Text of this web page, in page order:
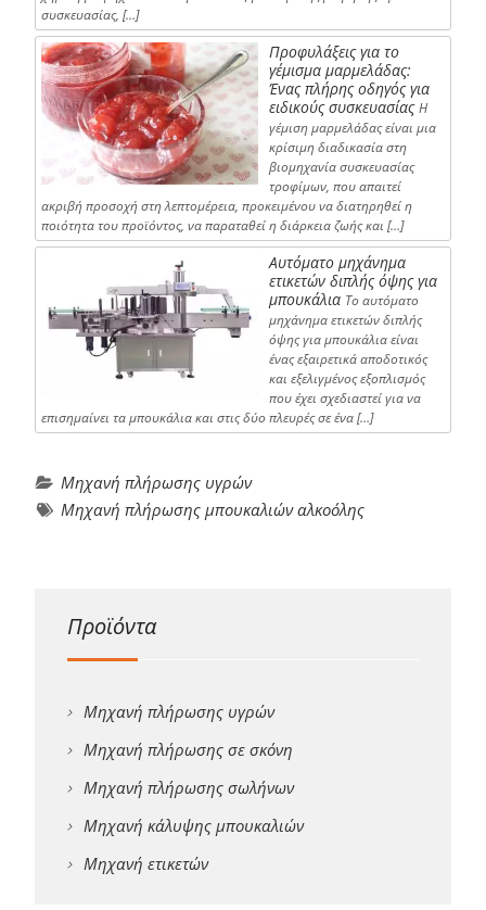
συσκευασίας, […]
Προφυλάξεις για το
γέμισμα μαρμελάδας:
Ένας πλήρης οδηγός για
ειδικούς συσκευασίας Η
γέμιση μαρμελάδας είναι μια
κρίσιμη διαδικασία στη
βιομηχανία συσκευασίας
τροφίμων, που απαιτεί
ακριβή προσοχή στη λεπτομέρεια, προκειμένου να διατηρηθεί η
ποιότητα του προϊόντος, να παραταθεί η διάρκεια ζωής και […]
Αυτόματο μηχάνημα
ετικετών διπλής όψης για
μπουκάλια Το αυτόματο
μηχάνημα ετικετών διπλής
όψης για μπουκάλια είναι
ένας εξαιρετικά αποδοτικός
και εξελιγμένος εξοπλισμός
που έχει σχεδιαστεί για να
επισημαίνει τα μπουκάλια και στις δύο πλευρές σε ένα […]
Μηχανή πλήρωσης υγρών
Μηχανή πλήρωσης μπουκαλιών αλκοόλης
Προϊόντα
Μηχανή πλήρωσης υγρών
Μηχανή πλήρωσης σε σκόνη
Μηχανή πλήρωσης σωλήνων
Μηχανή κάλυψης μπουκαλιών
Μηχανή ετικετών